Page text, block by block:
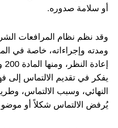
أو سلامة صدوره.
وقد نظم نظام المرافعات
ومدته وإجراءاته، خاصة في
يفكر في تقديم الالتماس إلى
النهائي، وسبب الالتماس،
يُرفض الالتماس شكلاً أو